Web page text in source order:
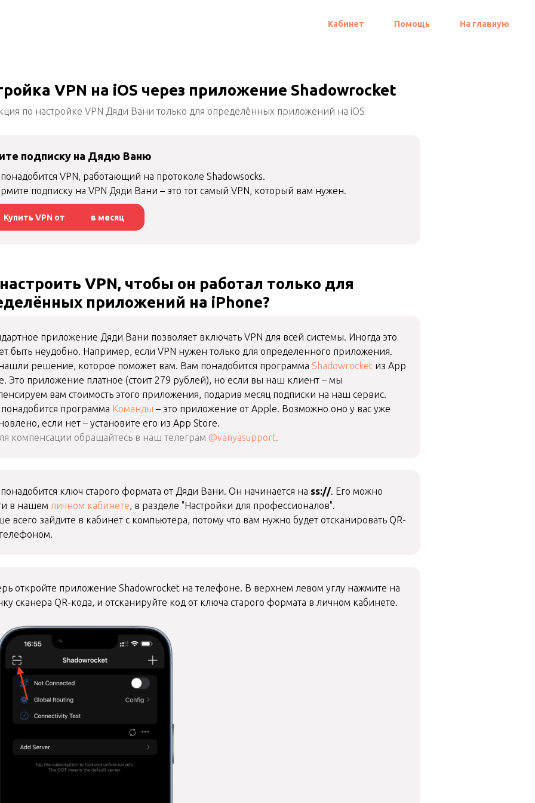
Кабинет Помощь На главную
VPN на iOS через приложение Shadowrocket
по настройке VPN Дяди Вани только для определённых приложений на iOS
подписку на Дядю Ваню
VPN, работающий на протоколе Shadowsocks.
подписку на VPN Дяди Вани – это тот самый VPN, который вам нужен.
Купить VPN от в месяц
VPN, чтобы он работал только для
приложений на iPhone?
приложение Дяди Вани позволяет включать VPN для всей системы. Иногда это
быть неудобно. Например, если VPN нужен только для определенного приложения.
решение, которое поможет вам. Вам понадобится программа Shadowrocket из App
Это приложение платное (стоит 279 рублей), но если вы наш клиент – мы
вам стоимость этого приложения, подарив месяц подписки на наш сервис.
программа Команды – это приложение от Apple. Возможно оно у вас уже
если нет – установите его из App Store.
компенсации обращайтесь в наш телеграм @vanyasupport.
ключ старого формата от Дяди Вани. Он начинается на ss://. Его можно
в нашем личном кабинете, в разделе "Настройки для профессионалов".
всего зайдите в кабинет с компьютера, потому что вам нужно будет отсканировать QR-
откройте приложение Shadowrocket на телефоне. В верхнем левом углу нажмите на
сканера QR-кода, и отсканируйте код от ключа старого формата в личном кабинете.